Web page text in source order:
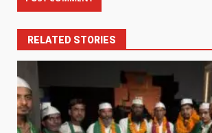
RELATED STORIES